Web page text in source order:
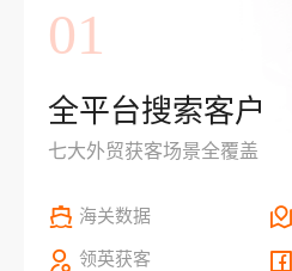
01
全平台搜索客户
七大外贸获客场景全覆盖
海关数据
领英获客